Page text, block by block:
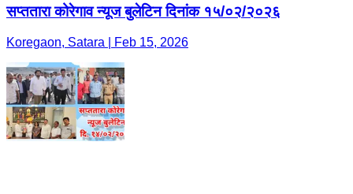
सप्ततारा कोरेगाव न्यूज बुलेटिन दिनांक १५/०२/२०२६
Koregaon, Satara | Feb 15, 2026